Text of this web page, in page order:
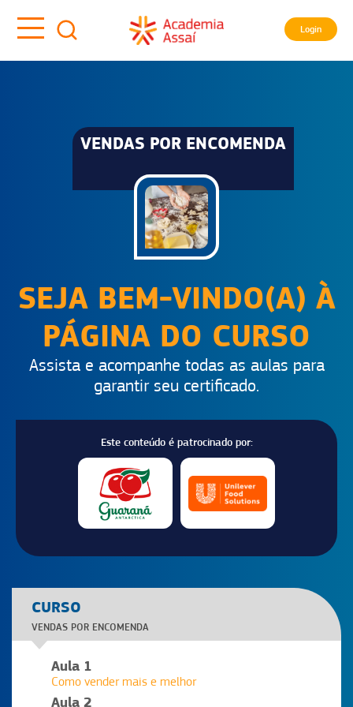
Login
VENDAS POR ENCOMENDA
SEJA BEM-VINDO(A) À
PÁGINA DO CURSO
Assista e acompanhe todas as aulas para
garantir seu certificado.
Este conteúdo é patrocinado por:
CURSO
VENDAS POR ENCOMENDA
Aula 1
Como vender mais e melhor
Aula 2